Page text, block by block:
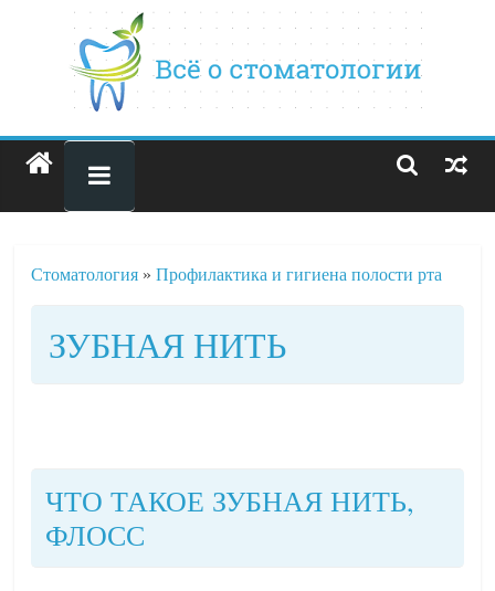
Стоматология »Профилактика и гигиена полости рта
ЗУБНАЯ НИТЬ
ЧТО ТАКОЕ ЗУБНАЯ НИТЬ,
ФЛОСС